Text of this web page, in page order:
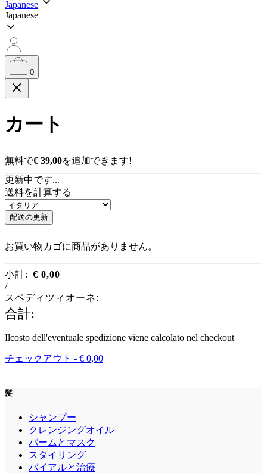
索
Japanese
Japanese
0
カート
無料で€ 39,00を追加できます!
更新中です...
送料を計算する
配送の更新
お買い物カゴに商品がありません。
小計: € 0,00
/
スペディツィオーネ:
合計:
Ilcosto dell'eventuale spedizione viene calcolato nel checkout
チェックアウト - € 0,00
髪
シャンプー
クレンジングオイル
バームとマスク
スタイリング
バイアルと治療